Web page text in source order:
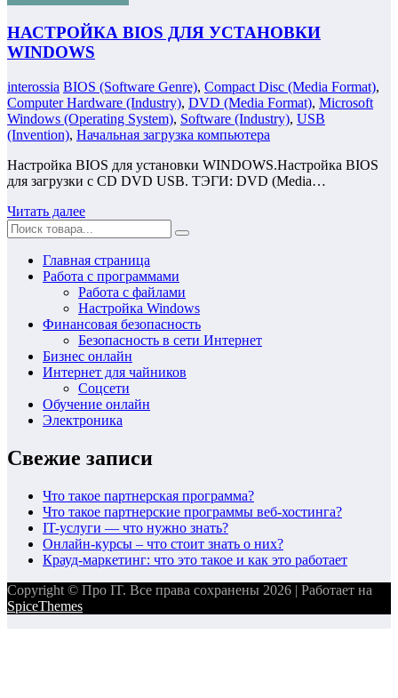
НАСТРОЙКА BIOS ДЛЯ УСТАНОВКИ
WINDOWS
interossia BIOS (Software Genre), Compact Disc (Media Format),
Computer Hardware (Industry), DVD (Media Format), Microsoft
Windows (Operating System), Software (Industry), USB
(Invention), Начальная загрузка компьютера
Настройка BIOS для установки WINDOWS.Настройка BIOS
для загрузки с CD DVD USB. ТЭГИ: DVD (Media…
Читать далее
Главная страница
Работа с программами
Работа с файлами
Настройка Windows
Финансовая безопасность
Безопасность в сети Интернет
Бизнес онлайн
Интернет для чайников
Соцсети
Обучение онлайн
Электроника
Свежие записи
Что такое партнерская программа?
Что такое партнерские программы веб-хостинга?
IT-услуги — что нужно знать?
Онлайн-курсы – что стоит знать о них?
Крауд-маркетинг: что это такое и как это работает
Copyright © Про IT. Все права сохранены 2026 | Работает на
SpiceThemes